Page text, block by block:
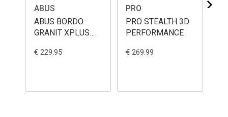
ABUS
ABUS BORDO
GRANIT XPLUS
€ 229.95
PRO
PRO STEALTH 3D
PERFORMANCE
€ 269.99